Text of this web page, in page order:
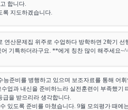
합니다.
록 지도하겠습니다.
연산문제집 위주로 수업하다 방학하면 2학기
기특하더라구요. **에게 칭찬 많이 해주세요
능준비를 병행하고 있으며 보조자료를 통해 어
업과 내신을 준비하느라 실전훈련이 부족했기
을 받으리라 생각합니다.
있도록 준비를 마쳤습니다. 9월 모의평가 때에